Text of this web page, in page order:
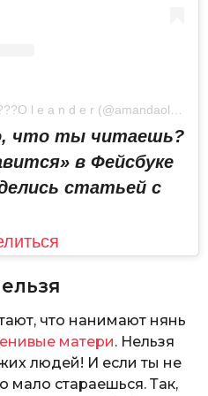
A post shared by A m a n d a??‍?O l e a n d e r (@amandaoleander)
что ты читаешь?
в Фейсбуке
статьей с
что нанимают нянь
матери. Нельзя
людей! И если ты не
мало стараешься. Так,